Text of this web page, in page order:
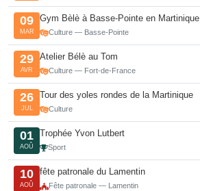
09
MAR
Gym Bèlè à Basse-Pointe en Martinique
Culture — Basse-Pointe
29
AVR
Atelier Bélè au Tom
Culture — Fort-de-France
26
JUL
Tour des yoles rondes de la Martinique
Culture
01
AOÛ
Trophée Yvon Lutbert
Sport
10
AOÛ
fête patronale du Lamentin
Fête patronale — Lamentin